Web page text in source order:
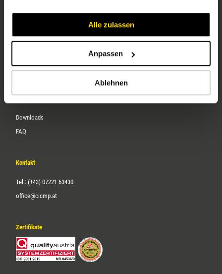
Alle zulassen
Anpassen
Ablehnen
Karriere
Downloads
FAQ
Kontakt
Tel.: (+43) 07221 63430
office@cicmp.at
Zertifikate